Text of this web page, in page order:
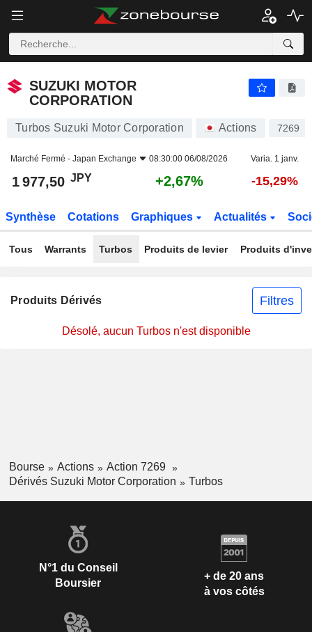
SUZUKI MOTOR
CORPORATION
Turbos Suzuki Motor Corporation Actions 7269
Marché Fermé - Japan Exchange 08:30:00 06/08/2026 Varia. 1 janv.
1 977,50 JPY +2,67% -15,29%
Synthèse Cotations Graphiques Actualités
Tous Warrants Turbos Produits de levier Produits
Produits Dérivés Filtres
Désolé, aucun Turbos n'est disponible
Bourse Actions
Action 7269
Dérivés Suzuki Motor Corporation
Turbos
N°1 du Conseil
Boursier
+ de 20 ans
à vos côtés